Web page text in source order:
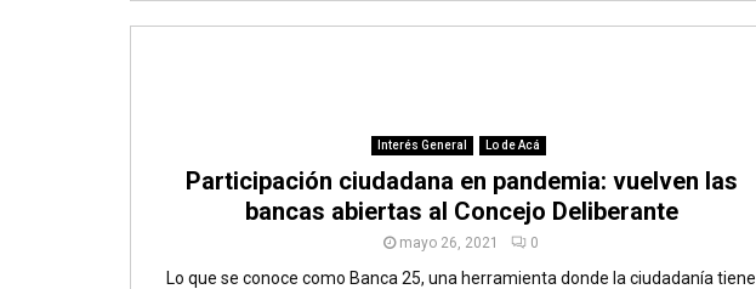
Interés General Lo de Acá
Participación ciudadana en pandemia: vuelven las
bancas abiertas al Concejo Deliberante
mayo 26, 2021 0
Lo que se conoce como Banca 25, una herramienta donde la ciudadanía tiene